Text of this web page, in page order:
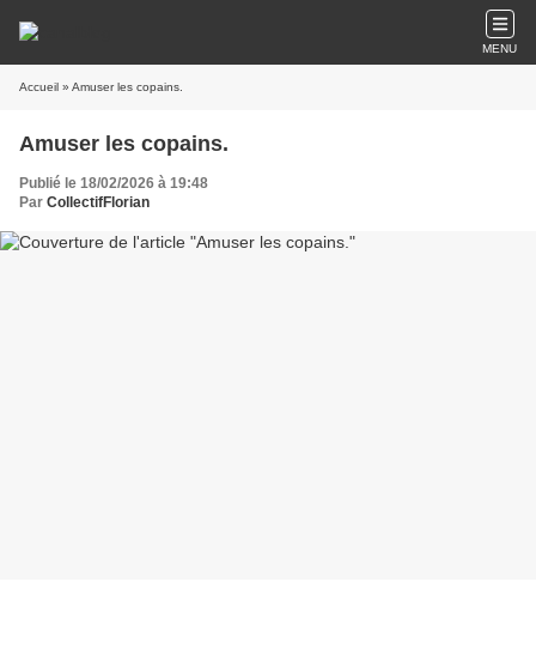
MENU
Accueil » Amuser les copains.
Amuser les copains.
Publié le 18/02/2026 à 19:48
Par CollectifFlorian